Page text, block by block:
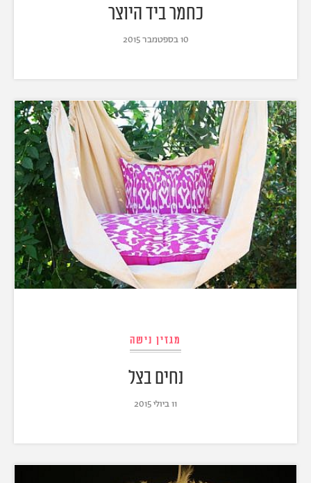
כחמר ביד היוצר
10 בספטמבר 2015
מגזין נישה
נחים בצל
11 ביולי 2015